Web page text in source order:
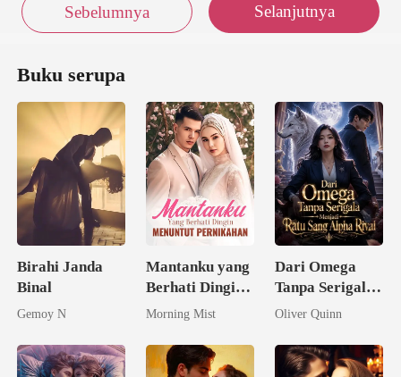
Sebelumnya Selanjutnya
Buku serupa
Birahi Janda
Binal
Gemoy N
Mantanku yang
Berhati Dingin
Menuntut
Morning Mist
Dari Omega
Tanpa Serigala
Menjadi Ratu
Rival
Oliver Quinn